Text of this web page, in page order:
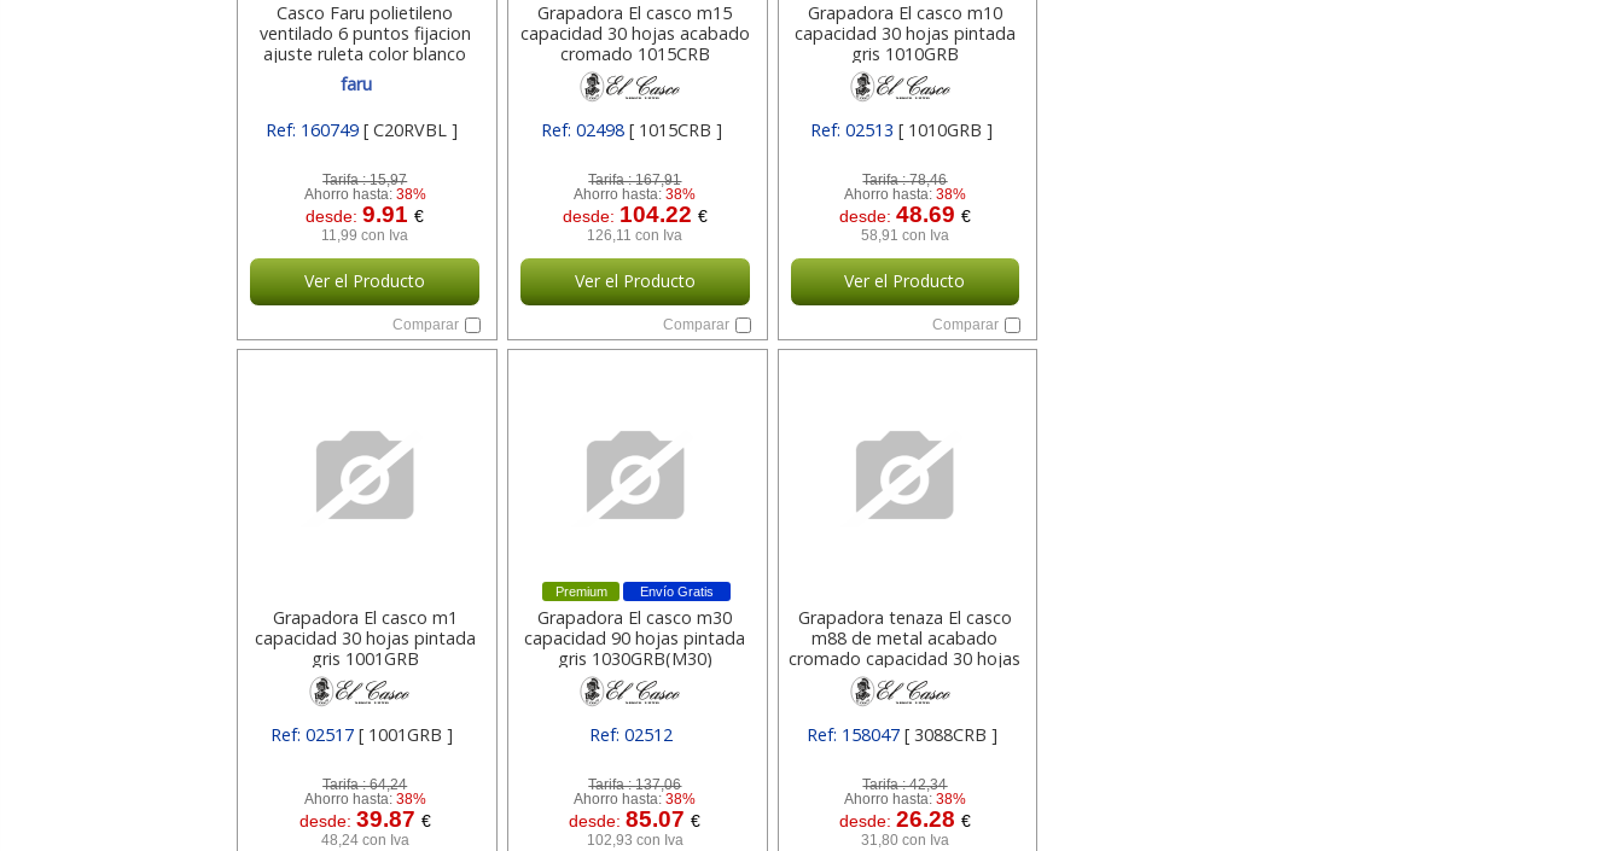
Casco Faru polietileno
ventilado 6 puntos fijacion
ajuste ruleta color blanco
C20RVBL
faru
Ref: 160749 [ C20RVBL ]
Tarifa :15,97
Ahorro hasta: 38%
desde:9.91€
11,99 con Iva
Ver el Producto
Comparar
Grapadora El casco m15
capacidad 30 hojas acabado
cromado 1015CRB
Ref: 02498 [ 1015CRB ]
Tarifa :167,91
Ahorro hasta:38%
desde: 104.22 €
126,11 con Iva
Ver el Producto
Comparar
Grapadora El casco m10
capacidad 30 hojas pintada
gris 1010GRB
Ref: 02513[ 1010GRB ]
Tarifa :78,46
Ahorro hasta: 38%
desde: 48.69 €
58,91 con Iva
Ver el Producto
Comparar
Grapadora El casco m1
capacidad 30 hojas pintada
gris 1001GRB
Ref: 02517 [ 1001GRB ]
Tarifa :64,24
Ahorro hasta: 38%
desde: 39.87 €
48,24 con Iva
Envío Gratis
Premium
Grapadora El casco m30
capacidad 90 hojas pintada
gris 1030GRB(M30)
Ref: 02512
Tarifa :137,06
Ahorro hasta:38%
desde:85.07€
102,93 con Iva
Grapadora tenaza El casco
m88 de metal acabado
cromado capacidad 30 hojas
Ref: 158047 [ 3088CRB ]
Tarifa :42,34
Ahorro hasta: 38%
desde: 26.28 €
31,80 con Iva